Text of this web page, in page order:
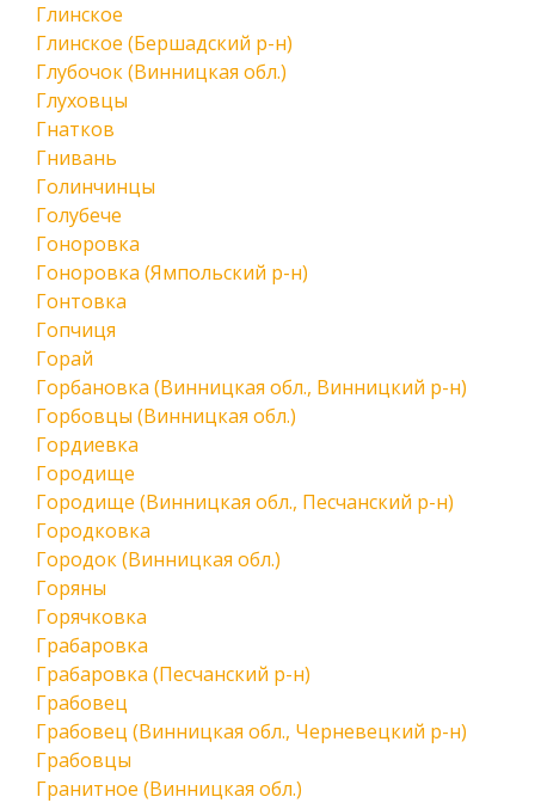
Глинское
Глинское (Бершадский р-н)
Глубочок (Винницкая обл.)
Глуховцы
Гнатков
Гнивань
Голинчинцы
Голубече
Гоноровка
Гоноровка (Ямпольский р-н)
Гонтовка
Гопчиця
Горай
Горбановка (Винницкая обл., Винницкий р-н)
Горбовцы (Винницкая обл.)
Гордиевка
Городище
Городище (Винницкая обл., Песчанский р-н)
Городковка
Городок (Винницкая обл.)
Горяны
Горячковка
Грабаровка
Грабаровка (Песчанский р-н)
Грабовец
Грабовец (Винницкая обл., Черневецкий р-н)
Грабовцы
Гранитное (Винницкая обл.)